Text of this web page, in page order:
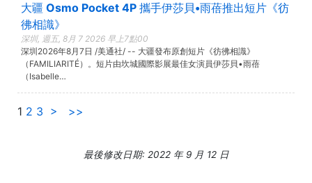
大疆 Osmo Pocket 4P 攜手伊莎貝•雨蓓推出短片《彷
彿相識》
深圳, 週五, 8月 7 2026 早上7點00
深圳2026年8月7日 /美通社/ -- 大疆發布原創短片《彷彿相識》
（FAMILIARITÉ）。短片由坎城國際影展最佳女演員伊莎貝•雨蓓
（Isabelle…
1 2 3 > >>
最後修改日期: 2022 年 9 月 12 日